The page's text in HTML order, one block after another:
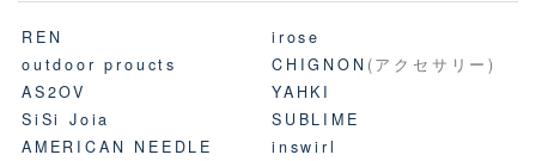
REN
irose
outdoor proucts
CHIGNON (アクセサリー)
AS2OV
YAHKI
SiSi Joia
SUBLIME
AMERICAN NEEDLE
inswirl